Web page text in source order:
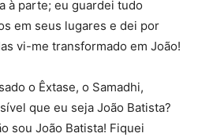
à parte; eu guardei tudo
em seus lugares e dei por
vi-me transformado em João!
o Êxtase, o Samadhi,
que eu seja João Batista?
sou João Batista! Fiquei